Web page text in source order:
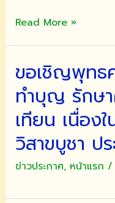
รับ
เลี้ยง
ทุก
ชนิด
Read More »
ขอเชิญพุทธ
ทำบุญ รักษ
เทียน เนื่อง
วิสาขบูชา ป
ข่าวประกาศ, หน้าแรก /